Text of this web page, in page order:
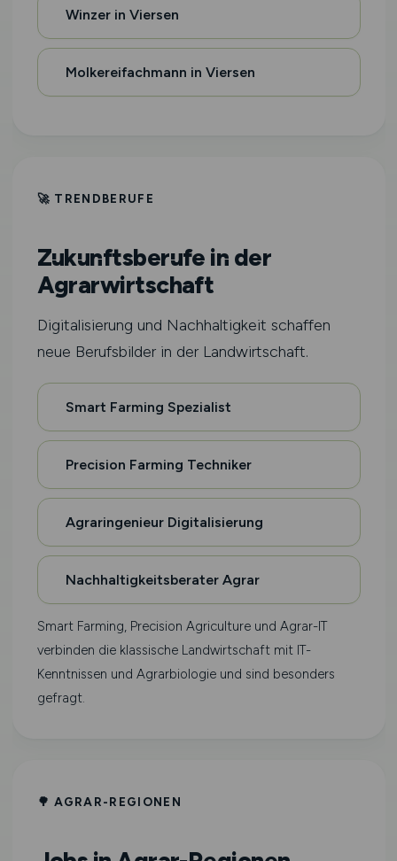
Winzer in Viersen
Molkereifachmann in Viersen
🚀 TRENDBERUFE
Zukunftsberufe in der
Agrarwirtschaft
Digitalisierung und Nachhaltigkeit schaffen
neue Berufsbilder in der Landwirtschaft.
Smart Farming Spezialist
Precision Farming Techniker
Agraringenieur Digitalisierung
Nachhaltigkeitsberater Agrar
Smart Farming, Precision Agriculture und Agrar-IT
verbinden die klassische Landwirtschaft mit IT-
Kenntnissen und Agrarbiologie und sind besonders
gefragt.
🌳 AGRAR-REGIONEN